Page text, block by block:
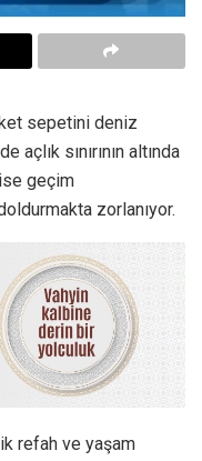
sepetini deniz
açlık sınırının altında
geçim
zorlanıyor.
refah ve yaşam